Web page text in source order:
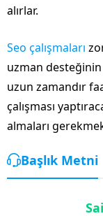
alırlar.
Seo çalışmaları
uzman desteğinin
uzun zamandır
çalışması
almaları
Başlık Metni